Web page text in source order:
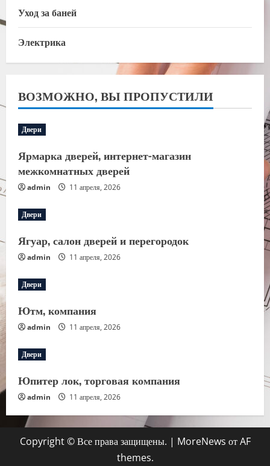
Уход за баней
Электрика
ВОЗМОЖНО, ВЫ ПРОПУСТИЛИ
Двери
Ярмарка дверей, интернет-магазин
межкомнатных дверей
admin 11 апреля, 2026
Двери
Ягуар, салон дверей и перегородок
admin 11 апреля, 2026
Двери
Ютм, компания
admin 11 апреля, 2026
Двери
Юпитер лок, торговая компания
admin 11 апреля, 2026
Copyright © Все права защищены. | MoreNews от AF
themes.